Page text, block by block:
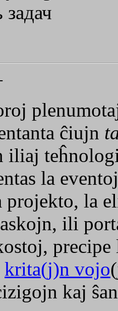
задач
ĉiujn
iliaj
la
projekto, la
ili
precipe
krita(j)n vojo
kaj